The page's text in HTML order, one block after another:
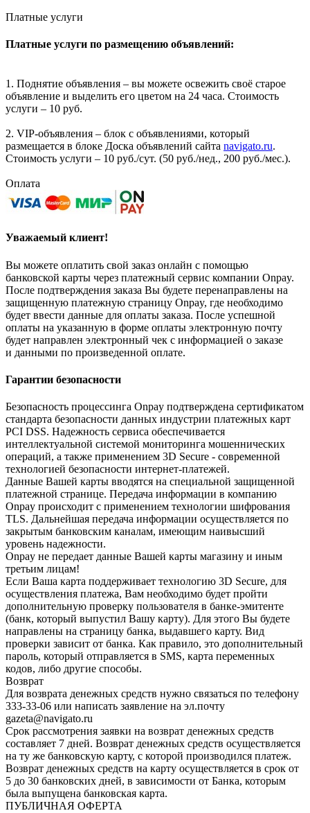
Платные услуги
Платные услуги по размещению объявлений:
1. Поднятие объявления – вы можете освежить своё старое
объявление и выделить его цветом на 24 часа. Стоимость
услуги – 10 руб.
2. VIP-объявления – блок с объявлениями, который
размещается в блоке Доска объявлений сайта navigato.ru.
Стоимость услуги – 10 руб./сут. (50 руб./нед., 200 руб./мес.).
Оплата
Уважаемый клиент!
Вы можете оплатить свой заказ онлайн с помощью
банковской карты через платежный сервис компании Onpay.
После подтверждения заказа Вы будете перенаправлены на
защищенную платежную страницу Onpay, где необходимо
будет ввести данные для оплаты заказа. После успешной
оплаты на указанную в форме оплаты электронную почту
будет направлен электронный чек с информацией о заказе
и данными по произведенной оплате.
Гарантии безопасности
Безопасность процессинга Onpay подтверждена сертификатом
стандарта безопасности данных индустрии платежных карт
PCI DSS. Надежность сервиса обеспечивается
интеллектуальной системой мониторинга мошеннических
операций, а также применением 3D Secure - современной
технологией безопасности интернет-платежей.
Данные Вашей карты вводятся на специальной защищенной
платежной странице. Передача информации в компанию
Onpay происходит с применением технологии шифрования
TLS. Дальнейшая передача информации осуществляется по
закрытым банковским каналам, имеющим наивысший
уровень надежности.
Onpay не передает данные Вашей карты магазину и иным
третьим лицам!
Если Ваша карта поддерживает технологию 3D Secure, для
осуществления платежа, Вам необходимо будет пройти
дополнительную проверку пользователя в банке-эмитенте
(банк, который выпустил Вашу карту). Для этого Вы будете
направлены на страницу банка, выдавшего карту. Вид
проверки зависит от банка. Как правило, это дополнительный
пароль, который отправляется в SMS, карта переменных
кодов, либо другие способы.
Возврат
Для возврата денежных средств нужно связаться по телефону
333-33-06 или написать заявление на эл.почту
gazeta@navigato.ru
Срок рассмотрения заявки на возврат денежных средств
составляет 7 дней. Возврат денежных средств осуществляется
на ту же банковскую карту, с которой производился платеж.
Возврат денежных средств на карту осуществляется в срок от
5 до 30 банковских дней, в зависимости от Банка, которым
была выпущена банковская карта.
ПУБЛИЧНАЯ ОФЕРТА